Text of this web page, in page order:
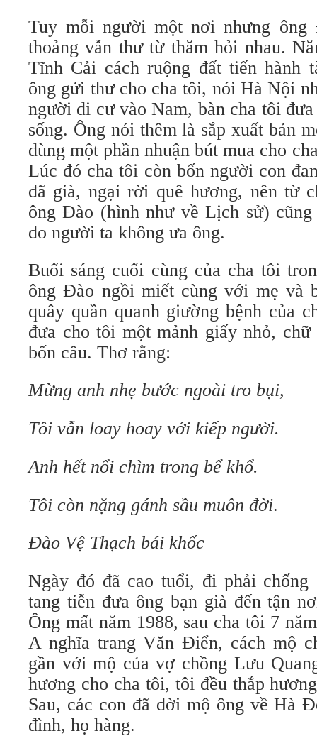
Tuy mỗi người một nơi nhưng
thoảng vẫn thư từ thăm hỏi nhau.
Tĩnh Cải cách ruộng đất tiến hành
ông gửi thư cho cha tôi, nói Hà Nội
người di cư vào Nam, bàn cha tôi
sống. Ông nói thêm là sắp xuất bản
dùng một phần nhuận bút mua cho
Lúc đó cha tôi còn bốn người con
đã già, ngại rời quê hương, nên từ
ông Đào (hình như về Lịch sử)
do người ta không ưa ông.
Buổi sáng cuối cùng của cha tôi
ông Đào ngồi miết cùng với mẹ và
quây quần quanh giường bệnh của
đưa cho tôi một mảnh giấy nhỏ,
bốn câu. Thơ rằng:
Mừng anh nhẹ bước ngoài tro bụi,
Tôi vẫn loay hoay với kiếp người.
Anh hết nổi chìm trong bể khổ.
Tôi còn nặng gánh sầu muôn đời.
Đào Vệ Thạch bái khốc
Ngày đó đã cao tuổi, đi phải chống
tang tiễn đưa ông bạn già đến tận
Ông mất năm 1988, sau cha tôi 7
A nghĩa trang Văn Điển, cách mộ
gần với mộ của vợ chồng Lưu
hương cho cha tôi, tôi đều thắp
Sau, các con đã dời mộ ông về Hà
đình, họ hàng.